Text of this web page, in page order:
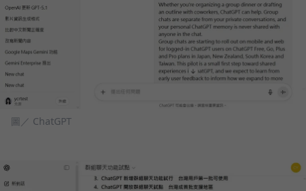
圖／ ChatGPT